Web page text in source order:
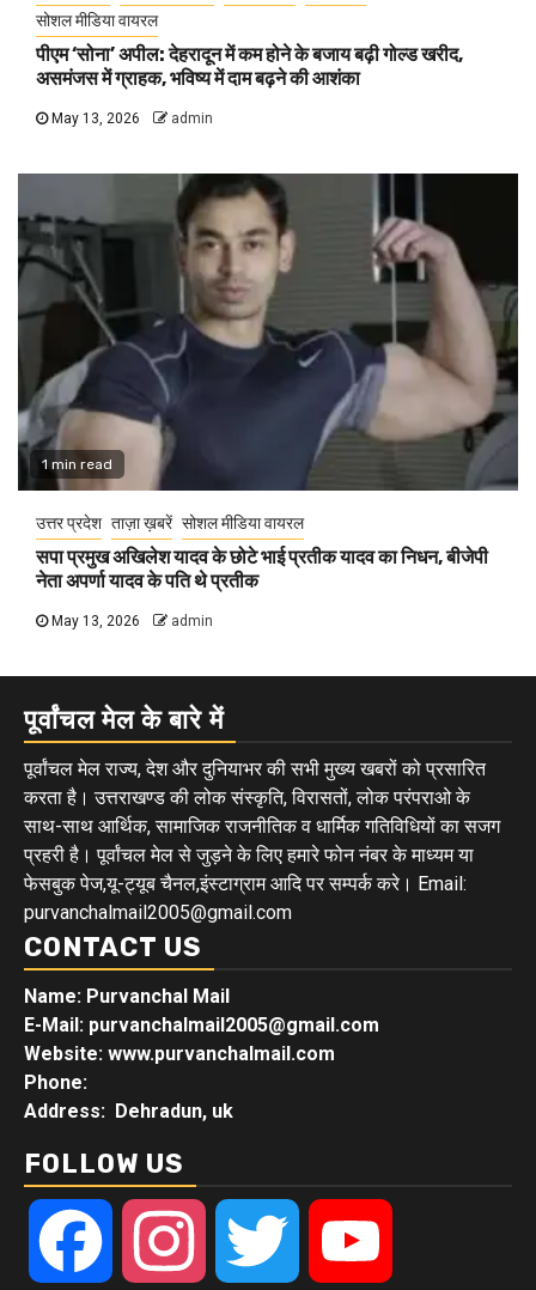
सोशल मीडिया वायरल
पीएम ‘सोना’ अपील: देहरादून में कम होने के बजाय बढ़ी गोल्ड खरीद,
असमंजस में ग्राहक, भविष्य में दाम बढ़ने की आशंका
May 13, 2026 admin
1 min read
उत्तर प्रदेश ताज़ा ख़बरें सोशल मीडिया वायरल
सपा प्रमुख अखिलेश यादव के छोटे भाई प्रतीक यादव का निधन, बीजेपी
नेता अपर्णा यादव के पति थे प्रतीक
May 13, 2026 admin
पूर्वांचल मेल के बारे में
पूर्वांचल मेल राज्य, देश और दुनियाभर की सभी मुख्य खबरों को प्रसारित
करता है। उत्तराखण्ड की लोक संस्कृति, विरासतों, लोक परंपराओ के
साथ-साथ आर्थिक, सामाजिक राजनीतिक व धार्मिक गतिविधियों का सजग
प्रहरी है। पूर्वांचल मेल से जुड़ने के लिए हमारे फोन नंबर के माध्यम या
फेसबुक पेज,यू-ट्यूब चैनल,इंस्टाग्राम आदि पर सम्पर्क करे। Email:
purvanchalmail2005@gmail.com
CONTACT US
Name: Purvanchal Mail
E-Mail: purvanchalmail2005@gmail.com
Website: www.purvanchalmail.com
Phone:
Address: Dehradun, uk
FOLLOW US
Facebook Instagram Twitter